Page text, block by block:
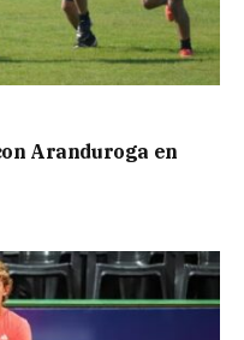
Aranduroga en